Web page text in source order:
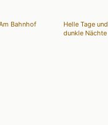
Bahnhof
Helle Tage und
dunkle Nächte